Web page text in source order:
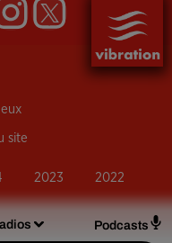
Podcasts
site
2023 2022